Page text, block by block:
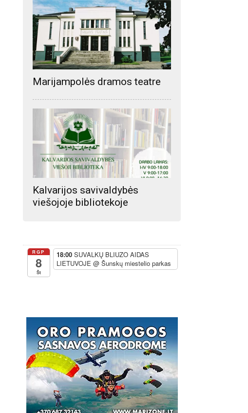
Marijampolės dramos teatre
Kalvarijos savivaldybės
viešojoje bibliotekoje
RGP
8
Št
18:00 SUVALKŲ BLIUZO AIDAS
LIETUVOJE @ Šunskų miestelio parkas